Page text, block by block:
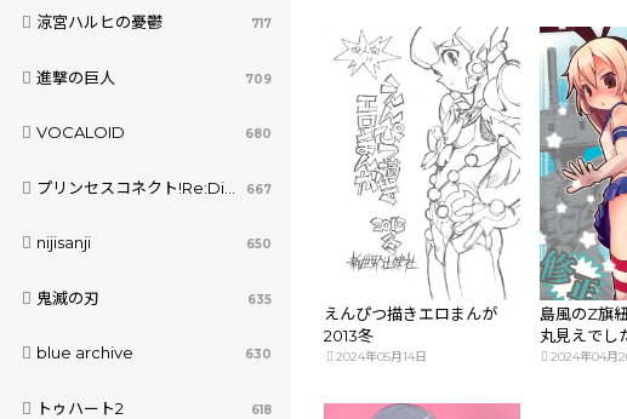
涼宮ハルヒの憂鬱 717
進撃の巨人 709
VOCALOID 680
プリンセスコネクト!Re:Dive 667
nijisanji 650
鬼滅の刃 635
blue archive 630
トゥハート2 618
えんぴつ描きエロまんが
2013冬
2024年05月14日
島風のZ旗
丸見えでし
2024年04月